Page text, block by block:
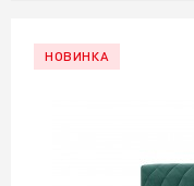
НОВИНКА